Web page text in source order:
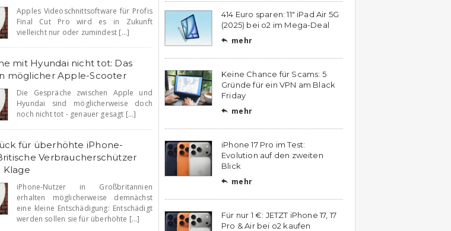
Apples Videoschnittsoftware für Profis
Final Cut Pro wird es in Zukunft
vielleicht nur oder zumindest [...]
mit Hyundai nicht tot: Das
möglicher Apple-Scooter
Die Gespräche zwischen Apple und
Hyundai sind möglicherweise doch
noch nicht tot - genauer gesagt [...]
für überhöhte iPhone-
Verbraucherschützer
Klage
iPhone-Nutzer in Großbritannien
erhalten möglicherweise demnächst
eine kleine Entschädigung: Entschädigt
werden sollen sie für überhöhte [...]
414 Euro sparen: 11″ iPad Air 5G
(2025) bei o2 im Mega-Deal
 mehr
Keine Chance für Scams: 5
Gründe für ein VPN am Black
Friday
 mehr
iPhone 17 Pro im Test:
Evolution auf den zweiten
Blick
 mehr
Für nur 1 €: JETZT iPhone 17, 17
Pro & Air bei o2 kaufen